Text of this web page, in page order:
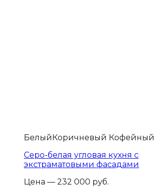
БелыйКоричневый Кофейный
Серо-белая угловая кухня с
экстраматовыми фасадами
Цена — 232 000 руб.